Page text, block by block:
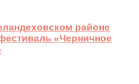
районе
«Черничное